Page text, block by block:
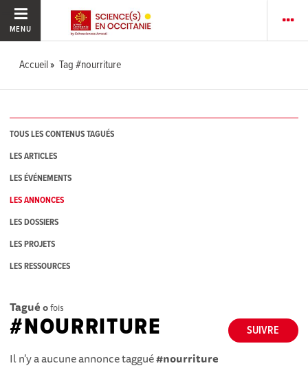
MENU
Accueil Tag #nourriture
TOUS LES CONTENUS TAGUÉS
LES ARTICLES
LES ÉVÉNEMENTS
LES ANNONCES
LES DOSSIERS
LES PROJETS
LES RESSOURCES
Tagué 0fois
SUIVRE
#NOURRITURE
Il n'y a aucune annonce taggué#nourriture